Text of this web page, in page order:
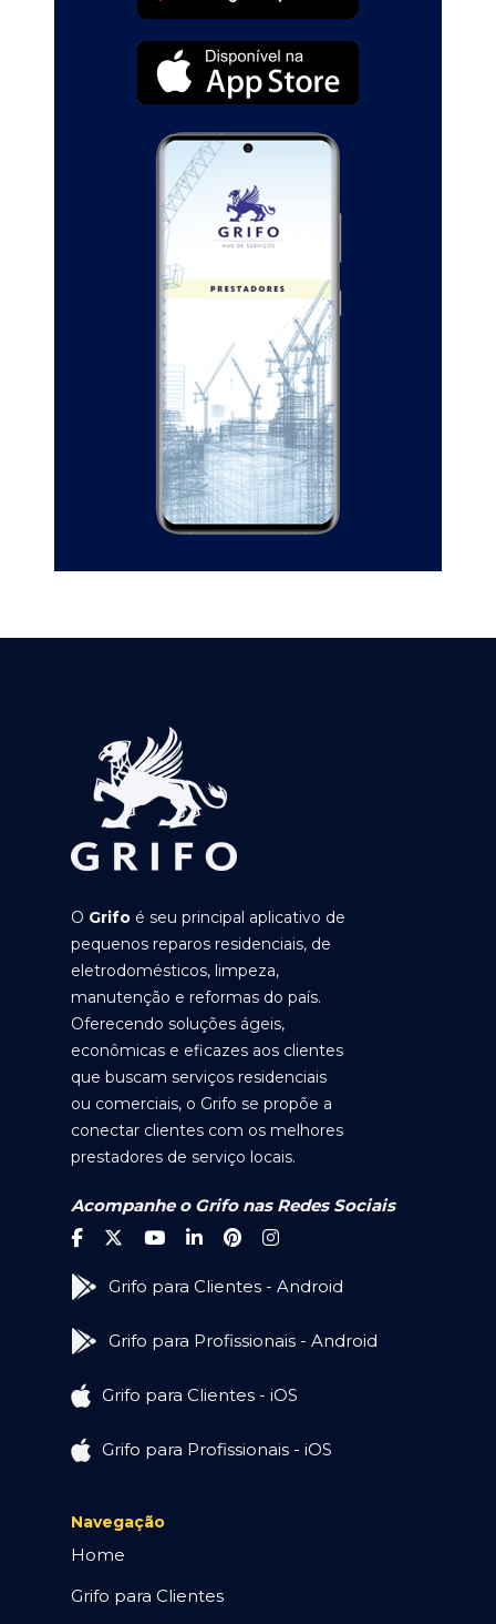
O Grifo é seu principal aplicativo de
pequenos reparos residenciais, de
eletrodomésticos, limpeza,
manutenção e reformas do país.
Oferecendo soluções ágeis,
econômicas e eficazes aos clientes
que buscam serviços residenciais
ou comerciais, o Grifo se propõe a
conectar clientes com os melhores
prestadores de serviço locais.
Acompanhe o Grifo nas Redes Sociais
Grifo para Clientes - Android
Grifo para Profissionais - Android
Grifo para Clientes - iOS
Grifo para Profissionais - iOS
Navegação
Home
Grifo para Clientes